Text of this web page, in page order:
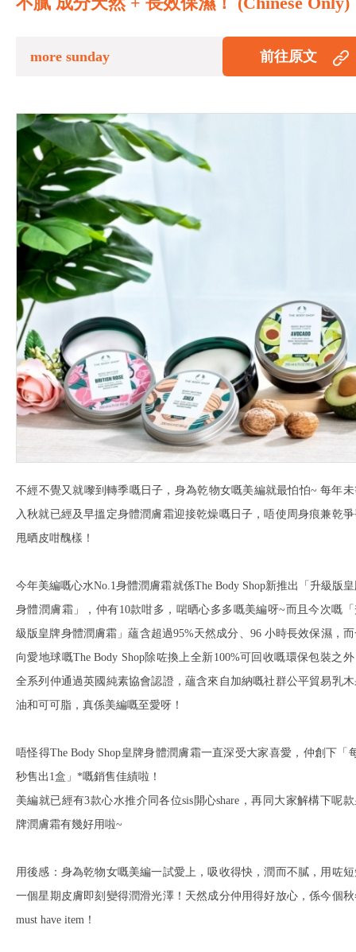
more sunday 前往原文
不經不覺又就嚟到轉季嘅日子，身為乾物女嘅美編就最怕怕~ 每年
入秋就已經及早搵定身體潤膚霜迎接乾燥嘅日子，唔使周身痕兼乾
甩晒皮咁醜樣！
今年美編嘅心水No.1身體潤膚霜就係The Body Shop新推出「升級版
身體潤膚霜」，仲有10款咁多，啱晒心多多嘅美編呀~而且今次嘅
級版皇牌身體潤膚霜」蘊含超過95%天然成分、96 小時長效保濕，
向愛地球嘅The Body Shop除咗換上全新100%可回收嘅環保包裝之
全系列仲通過英國純素協會認證，蘊含來自加納嘅社群公平貿易乳
油和可可脂，真係美編嘅至愛呀！
唔怪得The Body Shop皇牌身體潤膚霜一直深受大家喜愛，仲創下「
秒售出1盒」*嘅銷售佳績啦！
美編就已經有3款心水推介同各位sis開心share，再同大家解構下呢
牌潤膚霜有幾好用啦~
用後感：身為乾物女嘅美編一試愛上，吸收得快，潤而不膩，用咗
一個星期皮膚即刻變得潤滑光澤！天然成分仲用得好放心，係今個
must have item！